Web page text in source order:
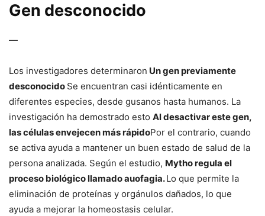
Gen desconocido
—
Los investigadores determinaron Un gen previamente
desconocido Se encuentran casi idénticamente en
diferentes especies, desde gusanos hasta humanos. La
investigación ha demostrado esto Al desactivar este gen,
las células envejecen más rápidoPor el contrario, cuando
se activa ayuda a mantener un buen estado de salud de la
persona analizada. Según el estudio, Mytho regula el
proceso biológico llamado auofagia.Lo que permite la
eliminación de proteínas y orgánulos dañados, lo que
ayuda a mejorar la homeostasis celular.